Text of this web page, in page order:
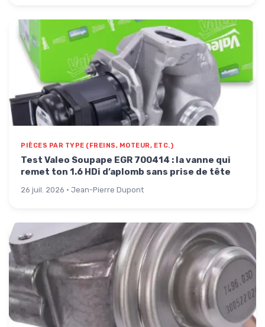
PIÈCES PAR TYPE (FREINS, MOTEUR, ETC.)
Test Valeo Soupape EGR 700414 : la vanne qui
remet ton 1.6 HDi d’aplomb sans prise de tête
26 juil. 2026 · Jean-Pierre Dupont